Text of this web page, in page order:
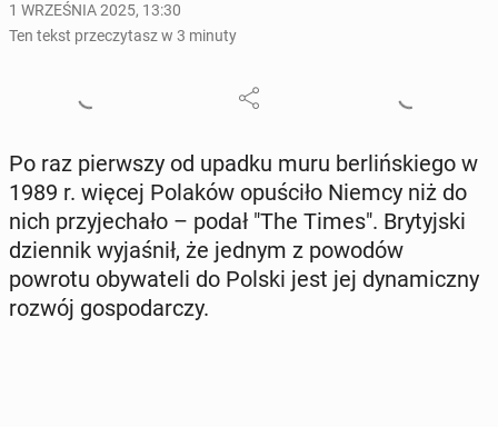
1 WRZEŚNIA 2025, 13:30
Ten tekst przeczytasz w 3 minuty
Po raz pierw­szy od upadku muru ber­liń­skie­go w
1989 r. więcej Polaków opu­ści­ło Niemcy niż do
nich przy­je­cha­ło – podał "The Times". Bry­tyj­ski
dzien­nik wy­ja­śnił, że jednym z powodów
powrotu oby­wa­te­li do Polski jest jej dy­na­micz­ny
rozwój go­spo­dar­czy.